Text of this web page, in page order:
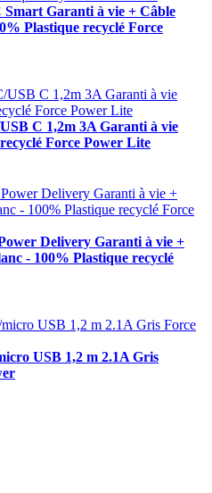
Garanti à vie + Câble
Plastique recyclé Force
C 1,2m 3A Garanti à vie
Force Power Lite
Delivery Garanti à vie +
- 100% Plastique recyclé
USB 1,2 m 2.1A Gris